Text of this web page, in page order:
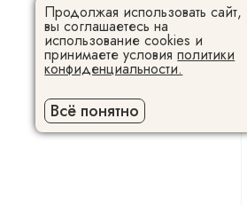
Продолжая использовать сайт,
вы соглашаетесь на
использование cookies и
принимаете условияполитики
конфиденциальности.
Всё понятно